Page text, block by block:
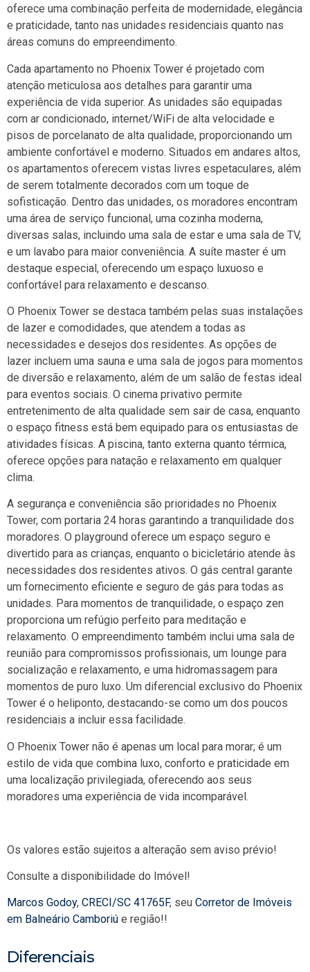
oferece uma combinação perfeita de modernidade, elegância
e praticidade, tanto nas unidades residenciais quanto nas
áreas comuns do empreendimento.
Cada apartamento no Phoenix Tower é projetado com
atenção meticulosa aos detalhes para garantir uma
experiência de vida superior. As unidades são equipadas
com ar condicionado, internet/WiFi de alta velocidade e
pisos de porcelanato de alta qualidade, proporcionando um
ambiente confortável e moderno. Situados em andares altos,
os apartamentos oferecem vistas livres espetaculares, além
de serem totalmente decorados com um toque de
sofisticação. Dentro das unidades, os moradores encontram
uma área de serviço funcional, uma cozinha moderna,
diversas salas, incluindo uma sala de estar e uma sala de TV,
e um lavabo para maior conveniência. A suíte master é um
destaque especial, oferecendo um espaço luxuoso e
confortável para relaxamento e descanso.
O Phoenix Tower se destaca também pelas suas instalações
de lazer e comodidades, que atendem a todas as
necessidades e desejos dos residentes. As opções de
lazer incluem uma sauna e uma sala de jogos para momentos
de diversão e relaxamento, além de um salão de festas ideal
para eventos sociais. O cinema privativo permite
entretenimento de alta qualidade sem sair de casa, enquanto
o espaço fitness está bem equipado para os entusiastas de
atividades físicas. A piscina, tanto externa quanto térmica,
oferece opções para natação e relaxamento em qualquer
clima.
A segurança e conveniência são prioridades no Phoenix
Tower, com portaria 24 horas garantindo a tranquilidade dos
moradores. O playground oferece um espaço seguro e
divertido para as crianças, enquanto o bicicletário atende às
necessidades dos residentes ativos. O gás central garante
um fornecimento eficiente e seguro de gás para todas as
unidades. Para momentos de tranquilidade, o espaço zen
proporciona um refúgio perfeito para meditação e
relaxamento. O empreendimento também inclui uma sala de
reunião para compromissos profissionais, um lounge para
socialização e relaxamento, e uma hidromassagem para
momentos de puro luxo. Um diferencial exclusivo do Phoenix
Tower é o heliponto, destacando-se como um dos poucos
residenciais a incluir essa facilidade.
O Phoenix Tower não é apenas um local para morar; é um
estilo de vida que combina luxo, conforto e praticidade em
uma localização privilegiada, oferecendo aos seus
moradores uma experiência de vida incomparável.
Os valores estão sujeitos a alteração sem aviso prévio!
Consulte a disponibilidade do Imóvel!
Marcos Godoy, CRECI/SC 41765F, seu Corretor de Imóveis
em Balneário Camboriú e região!!
Diferenciais